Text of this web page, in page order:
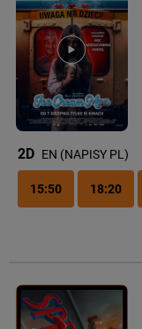
2D EN (NAPISY PL)
15:50 18:20